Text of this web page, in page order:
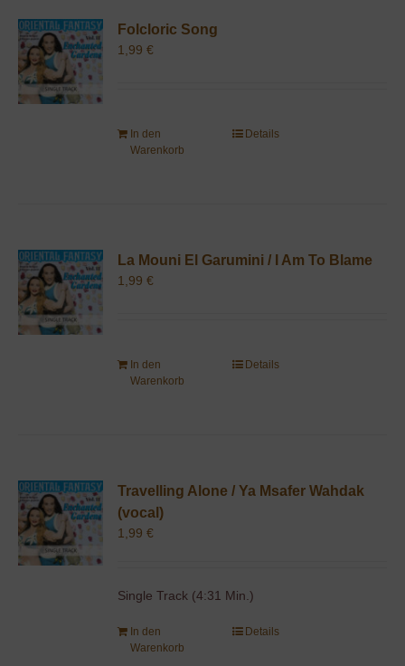
Folcloric Song
1,99€
In den
Warenkorb
Details
La Mouni El Garumini / I Am To Blame
1,99€
In den
Warenkorb
Details
Travelling Alone / Ya Msafer Wahdak
(vocal)
1,99€
Single Track (4:31 Min.)
In den
Warenkorb
Details